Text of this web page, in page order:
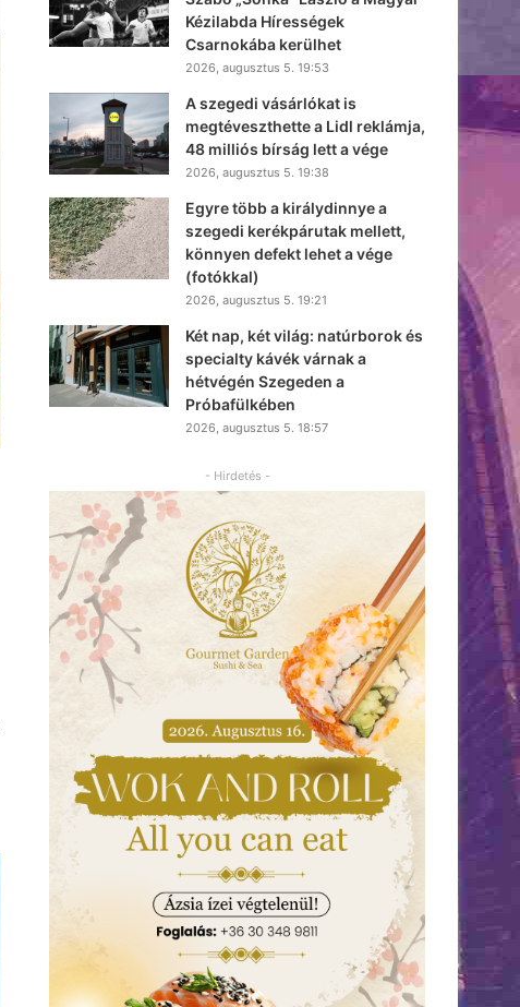
Kézilabda Hírességek
Csarnokába kerülhet
2026, augusztus 5. 19:53
A szegedi vásárlókat is
megtéveszthette a Lidl reklámja,
48 milliós bírság lett a vége
2026, augusztus 5. 19:38
Egyre több a királydinnye a
szegedi kerékpárutak mellett,
könnyen defekt lehet a vége
(fotókkal)
2026, augusztus 5. 19:21
Két nap, két világ: natúrborok és
specialty kávék várnak a
hétvégén Szegeden a
Próbafülkében
2026, augusztus 5. 18:57
- Hirdetés -